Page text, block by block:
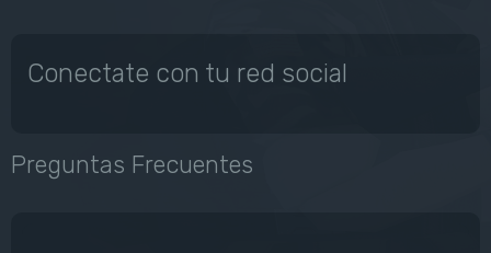
Conectate con tu red social
Preguntas Frecuentes